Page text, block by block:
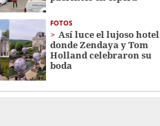
FOTOS
Así luce el lujoso hotel
donde Zendaya y Tom
Holland celebraron su
boda